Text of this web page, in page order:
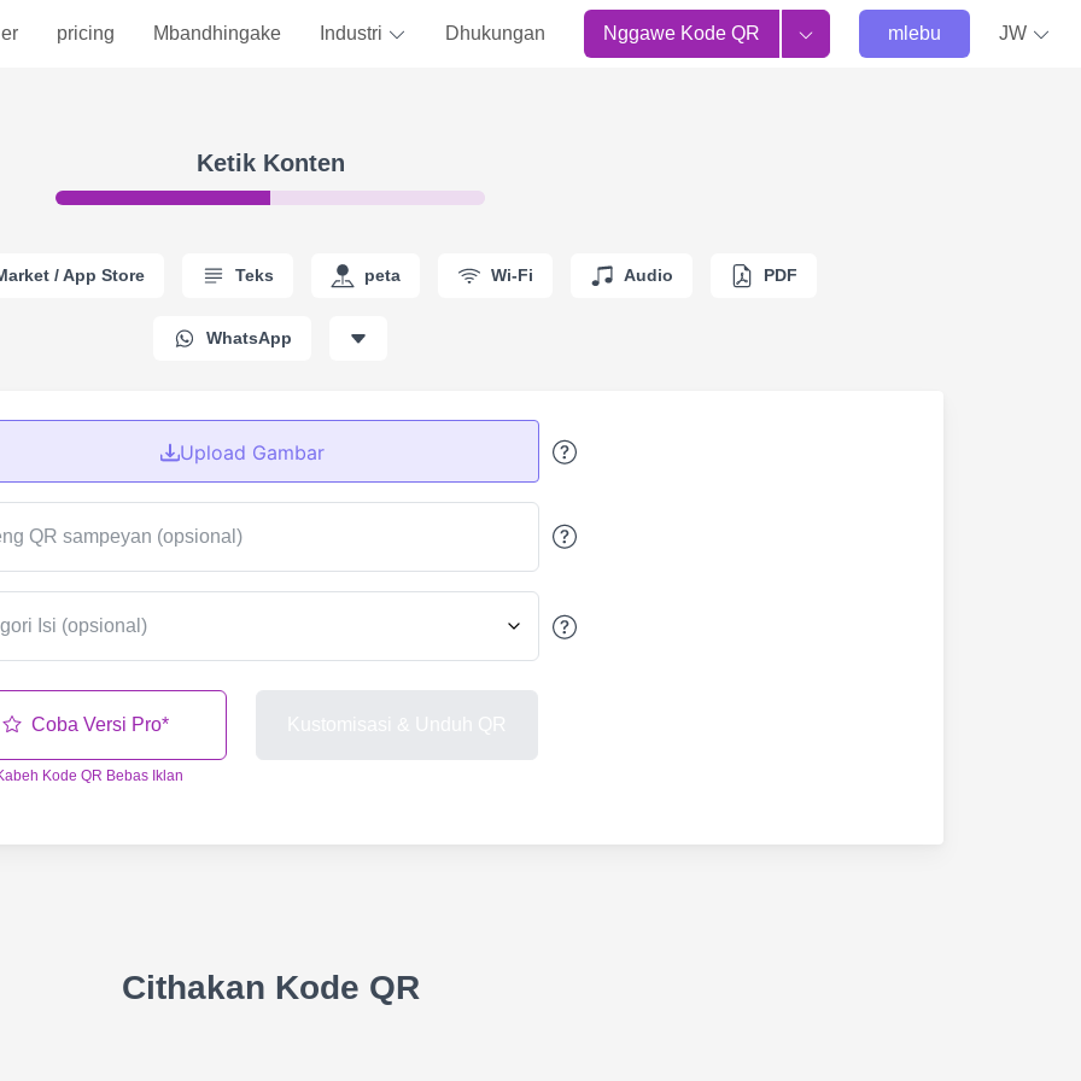
pricing Mbandhingake Industri Dhukungan Nggawe Kode QR mlebu JW
Ketik Konten
/ App Store Teks peta Wi-Fi Audio PDF
WhatsApp
Upload Gambar
QR sampeyan (opsional)
Coba Versi Pro*
Kode QR Bebas Iklan
Cithakan Kode QR